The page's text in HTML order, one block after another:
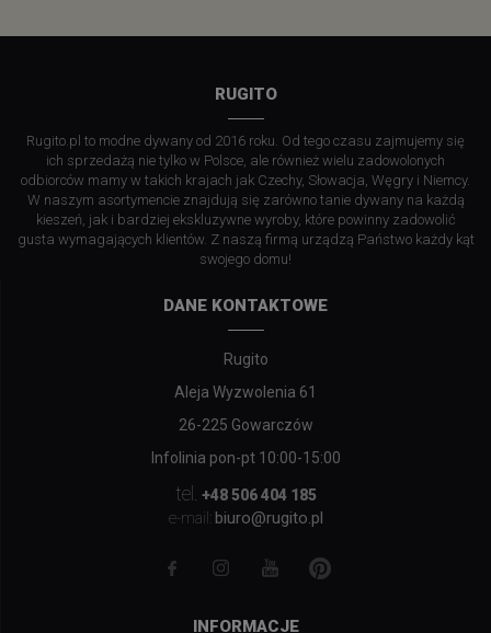
RUGITO
Rugito.pl to modne dywany od 2016 roku. Od tego czasu zajmujemy się
ich sprzedażą nie tylko w Polsce, ale również wielu zadowolonych
odbiorców mamy w takich krajach jak Czechy, Słowacja, Węgry i Niemcy.
W naszym asortymencie znajdują się zarówno tanie dywany na każdą
kieszeń, jak i bardziej ekskluzywne wyroby, które powinny zadowolić
gusta wymagających klientów. Z naszą firmą urządzą Państwo każdy kąt
swojego domu!
DANE KONTAKTOWE
Rugito
Aleja Wyzwolenia 61
26-225 Gowarczów
Infolinia pon-pt 10:00-15:00
tel.
+48 506 404 185
e-mail: biuro@rugito.pl
INFORMACJE